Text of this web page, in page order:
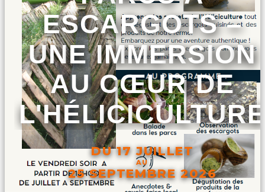
ESCARGOTS –
UNE IMMERSION
AU CŒUR DE
L'HÉLICICULTURE
DU 17 JUILLET
AU
25 SEPTEMBRE 2026